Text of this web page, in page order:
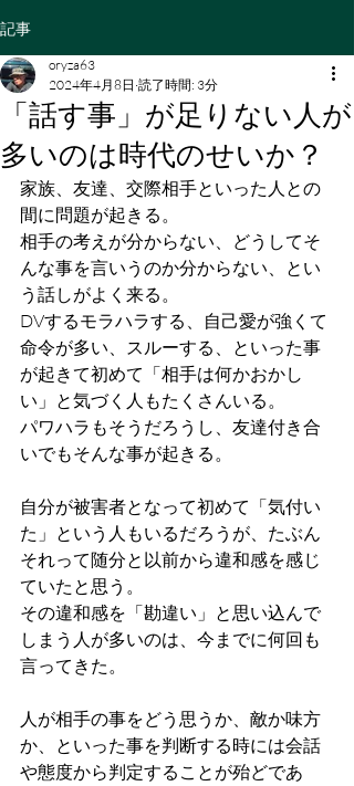
記事
「話す事」が足りない人が
多いのは時代のせいか？
oryza63
2024年4月8日 読了時間: 3分
家族、友達、交際相手といった人との
間に問題が起きる。
相手の考えが分からない、どうしてそ
んな事を言いうのか分からない、とい
う話しがよく来る。
DVするモラハラする、自己愛が強くて
命令が多い、スルーする、といった事
が起きて初めて「相手は何かおかし
い」と気づく人もたくさんいる。
パワハラもそうだろうし、友達付き合
いでもそんな事が起きる。
自分が被害者となって初めて「気付い
た」という人もいるだろうが、たぶん
それって随分と以前から違和感を感じ
ていたと思う。
その違和感を「勘違い」と思い込んで
しまう人が多いのは、今までに何回も
言ってきた。
人が相手の事をどう思うか、敵か味方
か、といった事を判断する時には会話
や態度から判定することが殆どであ